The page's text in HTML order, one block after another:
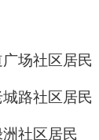
广场社区居民
城路社区居民
洲社区居民